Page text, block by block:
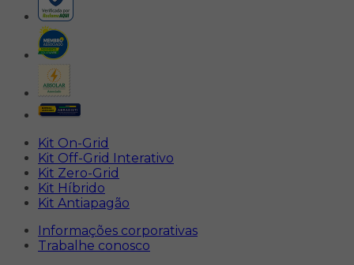
Kit On-Grid
Kit Off-Grid Interativo
Kit Zero-Grid
Kit Híbrido
Kit Antiapagão
Informações corporativas
Trabalhe conosco